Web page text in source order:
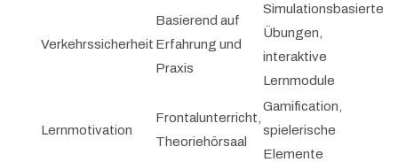
Verkehrssicherheit
Basierend auf
Erfahrung und
Praxis
Simulationsbasierte
Übungen,
interaktive
Lernmodule
Lernmotivation
Frontalunterricht,
Theoriehörsaal
Gamification,
spielerische
Elemente